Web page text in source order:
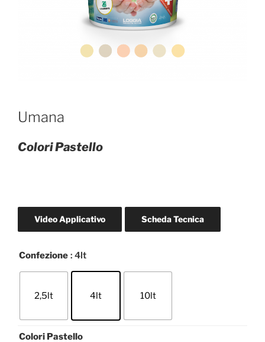
Umana
Colori Pastello
Video Applicativo Scheda Tecnica
Confezione : 4lt
2,5lt 4lt 10lt
Colori Pastello